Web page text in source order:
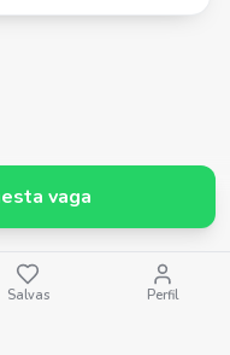
vaga
Salvas Perfil